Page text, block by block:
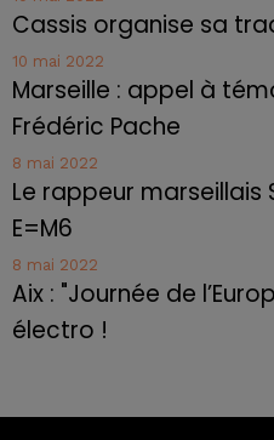
Cassis organise sa
10 mai 2022
Marseille : appel à
Frédéric Pache
8 mai 2022
Le rappeur marseillais
E=M6
8 mai 2022
Aix : "Journée de
électro !